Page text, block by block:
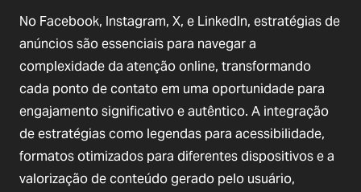
No Facebook, Instagram, X, e LinkedIn, estratégias de
anúncios são essenciais para navegar a
complexidade da atenção online, transformando
cada ponto de contato em uma oportunidade para
engajamento significativo e autêntico. A integração
de estratégias como legendas para acessibilidade,
formatos otimizados para diferentes dispositivos e a
valorização de conteúdo gerado pelo usuário,